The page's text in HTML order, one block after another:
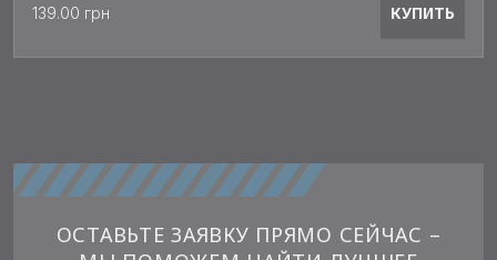
139.00 грн КУПИТЬ
ОСТАВЬТЕ ЗАЯВКУ ПРЯМО СЕЙЧАС –